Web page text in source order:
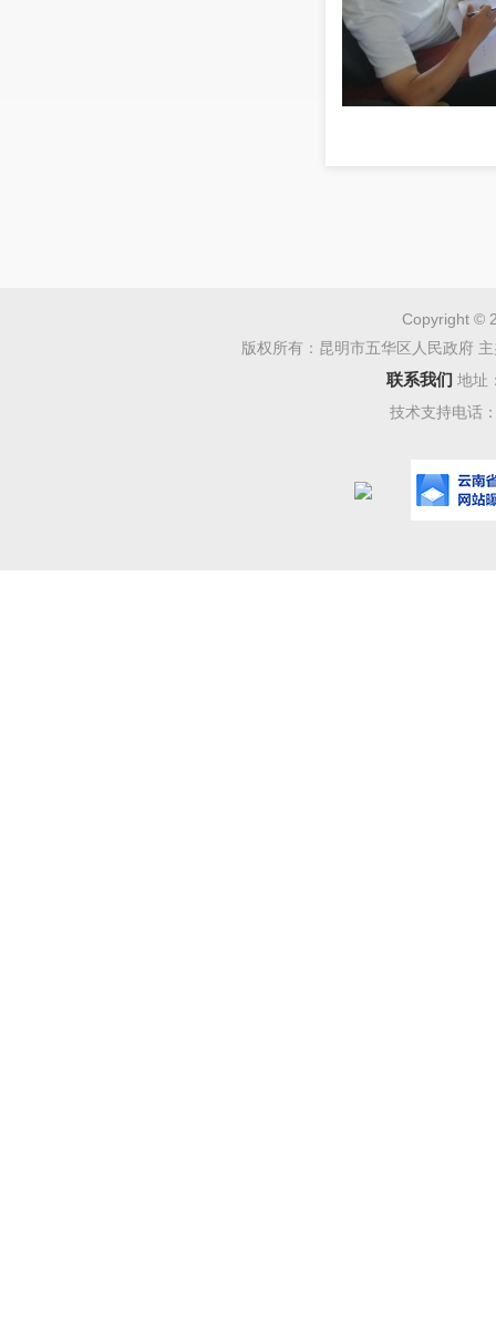
征地补
西翥
工作的
关部门
Copyright ©
版权所有：昆明市五华区人民政府
联系我们 地址
技术支持电话